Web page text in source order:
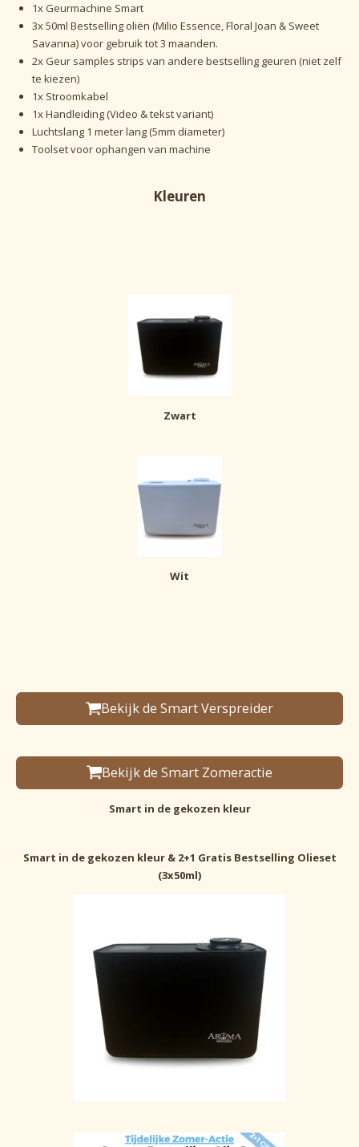
1x Geurmachine Smart
3x 50ml Bestselling oliën (Milio Essence, Floral Joan & Sweet
Savanna) voor gebruik tot 3 maanden.
2x Geur samples strips van andere bestselling geuren (niet zelf
te kiezen)
1x Stroomkabel
1x Handleiding (Video & tekst variant)
Luchtslang 1 meter lang (5mm diameter)
Toolset voor ophangen van machine
Kleuren
Zwart
Wit
Bekijk de Smart Verspreider
Bekijk de Smart Zomeractie
Smart in de gekozen kleur
Smart in de gekozen kleur & 2+1 Gratis Bestselling Olieset
(3x50ml)